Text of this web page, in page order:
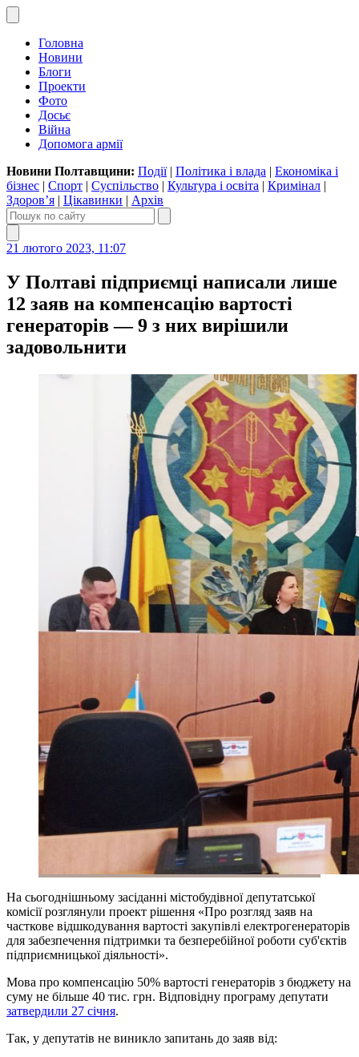
Головна
Новини
Блоги
Проекти
Фото
Досьє
Війна
Допомога армії
Новини Полтавщини: Події| Політика і влада | Економіка і
бізнес | Спорт | Суспільство | Культура і освіта | Кримінал |
Здоров’я | Цікавинки | Архів
21 лютого 2023, 11:07
У Полтаві підприємці написали лише
12 заяв на компенсацію вартості
генераторів — 9 з них вирішили
задовольнити
На сьогоднішньому засіданні містобудівної депутатської
комісії розглянули проект рішення «Про розгляд заяв на
часткове відшкодування вартості закупівлі електрогенераторів
для забезпечення підтримки та безперебійної роботи суб'єктів
підприємницької діяльності».
Мова про компенсацію 50% вартості генераторів з бюджету на
суму не більше 40 тис. грн. Відповідну програму депутати
затвердили 27 січня.
Так, у депутатів не виникло запитань до заяв від: